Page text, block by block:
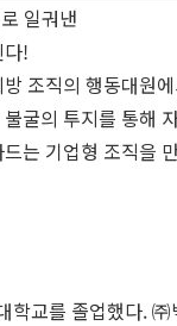
일궈낸
!
조직의 행동대원
굴의 투지를 통해
는 기업형 조직을
학교를 졸업했다.